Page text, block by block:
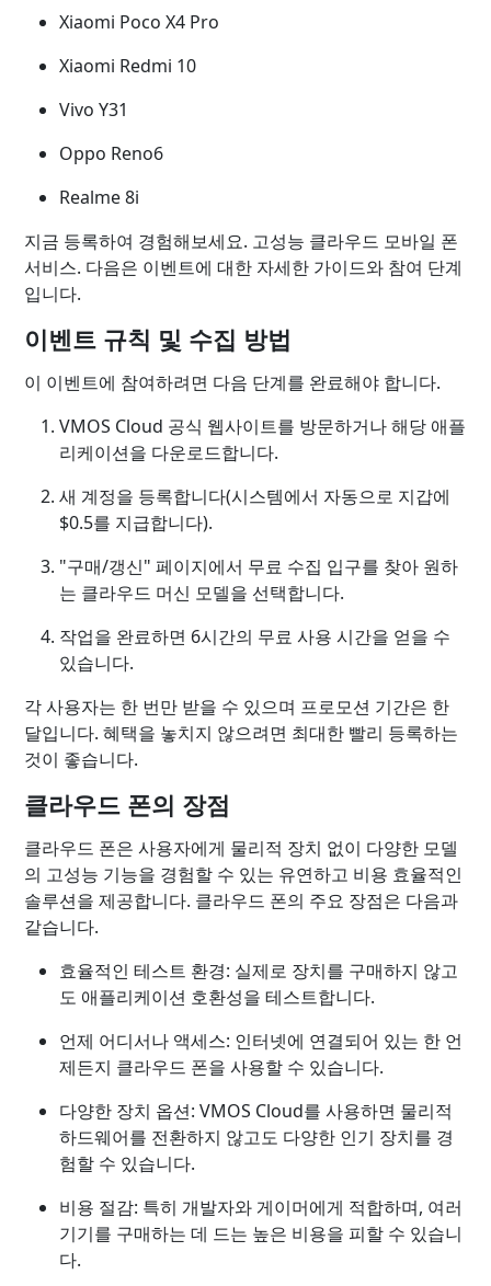
Xiaomi Poco X4 Pro
Xiaomi Redmi 10
Vivo Y31
Oppo Reno6
Realme 8i
지금 등록하여 경험해보세요. 고성능 클라우드 모바일 폰
서비스. 다음은 이벤트에 대한 자세한 가이드와 참여 단계
입니다.
이벤트 규칙 및 수집 방법
이 이벤트에 참여하려면 다음 단계를 완료해야 합니다.
VMOS Cloud 공식 웹사이트를 방문하거나 해당 애플
리케이션을 다운로드합니다.
새 계정을 등록합니다(시스템에서 자동으로 지갑에
$0.5를 지급합니다).
"구매/갱신" 페이지에서 무료 수집 입구를 찾아 원하
는 클라우드 머신 모델을 선택합니다.
작업을 완료하면 6시간의 무료 사용 시간을 얻을 수
있습니다.
각 사용자는 한 번만 받을 수 있으며 프로모션 기간은 한
달입니다. 혜택을 놓치지 않으려면 최대한 빨리 등록하는
것이 좋습니다.
클라우드 폰의 장점
클라우드 폰은 사용자에게 물리적 장치 없이 다양한 모델
의 고성능 기능을 경험할 수 있는 유연하고 비용 효율적인
솔루션을 제공합니다. 클라우드 폰의 주요 장점은 다음과
같습니다.
효율적인 테스트 환경: 실제로 장치를 구매하지 않고
도 애플리케이션 호환성을 테스트합니다.
언제 어디서나 액세스: 인터넷에 연결되어 있는 한 언
제든지 클라우드 폰을 사용할 수 있습니다.
다양한 장치 옵션: VMOS Cloud를 사용하면 물리적
하드웨어를 전환하지 않고도 다양한 인기 장치를 경
험할 수 있습니다.
비용 절감: 특히 개발자와 게이머에게 적합하며, 여러
기기를 구매하는 데 드는 높은 비용을 피할 수 있습니
다.